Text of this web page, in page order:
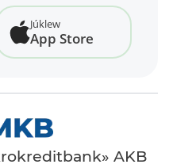
Júklew
App Store
AKB